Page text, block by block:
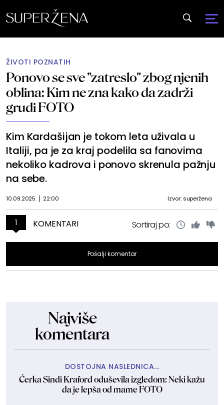
ŽIVOTI POZNATIH
Ponovo se sve "zatreslo" zbog njenih
oblina: Kim ne zna kako da zadrži
grudi FOTO
Kim Kardašijan je tokom leta uživala u
Italiji, pa je za kraj podelila sa fanovima
nekoliko kadrova i ponovo skrenula pažnju
na sebe.
10.09.2025. 22:00 Izvor: superžena
1 KOMENTARI Sortiraj po:
Pošalji komentar
Najviše
komentara
DOSTOJNA NASLEDNICA...
Ćerka Sindi Kraford oduševila izgledom: Neki kažu
da je lepša od mame FOTO